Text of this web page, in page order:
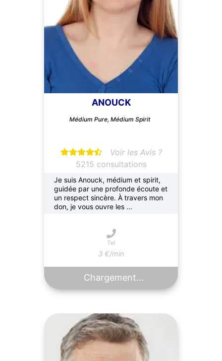
ANOUCK
Médium Pure, Médium Spirit
Voir les Avis ?
5215 consultations
Je suis Anouck, médium et spirit,
guidée par une profonde écoute et
un respect sincère. À travers mon
don, je vous ouvre les ...
Tel
3 €/min
Chargement...